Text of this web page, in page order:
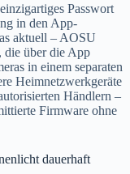
Passwort
in den App-
aktuell – AOSU
die über die App
in einem separaten
Heimnetzwerkgeräte
Händlern –
Firmware ohne
dauerhaft